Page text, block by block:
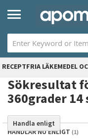
Hoppa
till
RECEPTFRIA LÄKEMEDEL
Sökresultat
360grader 14
Handla enligt
HANDLAR NU ENLIGT